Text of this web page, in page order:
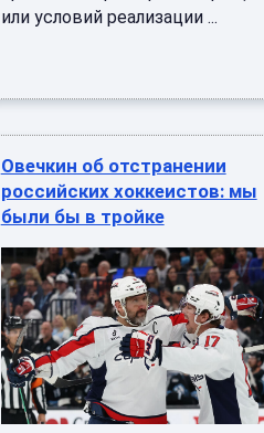
или условий реализации ...
Овечкин об отстранении
российских хоккеистов: мы
были бы в тройке